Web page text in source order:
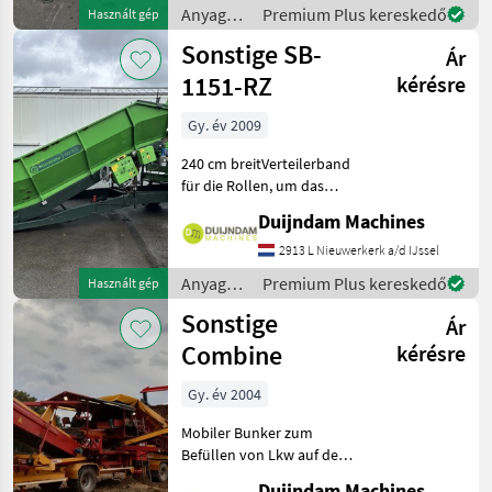
Használt gép KistenfüllungBreite Band 7
Anyagmozgatás
/
Sonstige
Premium Plus kereskedő
Használt gép
Sonstige SB-
1151-RZ
Ár
kérésre
Gy. év 2009
240 cm breitVerteilerband
für die Rollen, um das
auseinanderzuziehen6
Stahlrollen, (hier und da
eine kleine Delle)Mit
darunterliegendem
QuerförderbandNach de
Duijndam Machines
2913 L Nieuwerkerk a/d IJssel
Anyagmozgatás
/
Sonstige
Premium Plus kereskedő
Sonstige
Combine
Ár
kérésre
Gy. év 2004
Mobiler Bunker zum
Befüllen von Lkw auf dem